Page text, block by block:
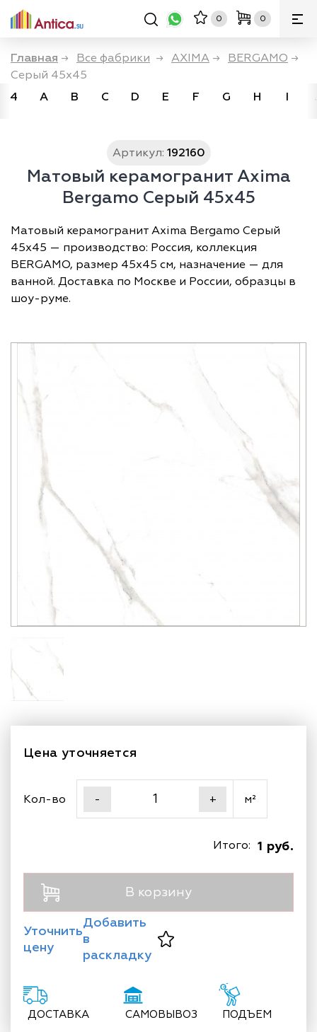
0 0
Главная → Все фабрики → AXIMA → BERGAMO →
Серый 45x45
4
A B C D E F G H I
Артикул: 192160
Матовый керамогранит Axima
Bergamo Серый 45x45
Матовый керамогранит Axima Bergamo Серый
45x45 — производство: Россия, коллекция
BERGAMO, размер 45х45 см, назначение — для
ванной. Доставка по Москве и России, образцы в
шоу-руме.
Цена уточняется
Кол-во - + м²
1 руб.
Итого:
В корзину
Уточнить
цену
Добавить
в
раскладку
ДОСТАВКА САМОВЫВОЗ ПОДЪЕМ